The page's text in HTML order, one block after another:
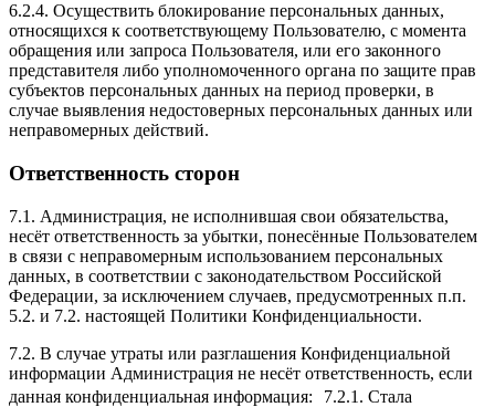
6.2.4. Осуществить блокирование персональных данных,
относящихся к соответствующему Пользователю, с момента
обращения или запроса Пользователя, или его законного
представителя либо уполномоченного органа по защите прав
субъектов персональных данных на период проверки, в
случае выявления недостоверных персональных данных или
неправомерных действий.
Ответственность сторон
7.1. Администрация, не исполнившая свои обязательства,
несёт ответственность за убытки, понесённые Пользователем
в связи с неправомерным использованием персональных
данных, в соответствии с законодательством Российской
Федерации, за исключением случаев, предусмотренных п.п.
5.2. и 7.2. настоящей Политики Конфиденциальности.
7.2. В случае утраты или разглашения Конфиденциальной
информации Администрация не несёт ответственность, если
данная конфиденциальная информация: 7.2.1. Стала